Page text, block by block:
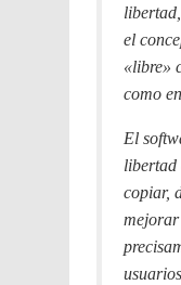
el
«libre»
como
El
libertad
copiar,
mejorar